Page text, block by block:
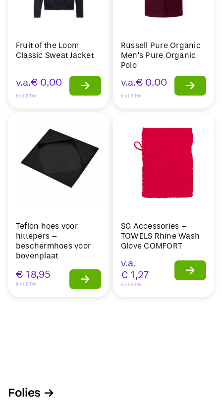
Fruit of the Loom
Classic Sweat Jacket
v.a.€ 0,00
Incl. BTW
Russell Pure Organic
Men’s Pure Organic
Polo
v.a.€ 0,00
Incl. BTW
Teflon hoes voor
hittepers –
beschermhoes voor
bovenplaat
€ 18,95
Incl. BTW
SG Accessories –
TOWELS Rhine Wash
Glove COMFORT
v.a.
€ 1,27
Incl. BTW
Folies